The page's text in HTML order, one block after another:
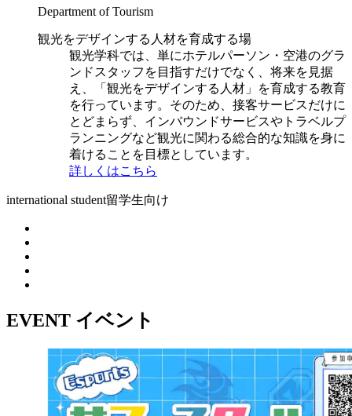
Department of Tourism
観光をデザインする人材を育成する場
観光学科では、単にホテルパーソン・空港のグラ
ンドスタッフを目指すだけでなく、将来を見据
え、「観光をデザインする人材」を育成する教育
を行っています。そのため、接客サービスだけに
とどまらず、インバウンドサービスやトラベルプ
ランニングなど観光に関わる総合的な知識を身に
着けることを目標としています。
詳しくはこちら
international student留学生向け
EVENT イベント